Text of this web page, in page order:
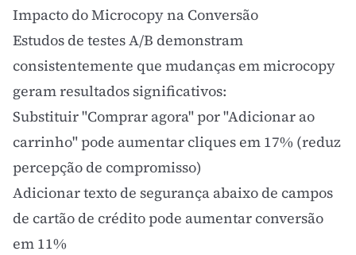
Impacto do Microcopy na Conversão
Estudos de testes A/B demonstram
consistentemente que mudanças em microcopy
geram resultados significativos:
Substituir "Comprar agora" por "Adicionar ao
carrinho" pode aumentar cliques em 17% (reduz
percepção de compromisso)
Adicionar texto de segurança abaixo de campos
de cartão de crédito pode aumentar conversão
em 11%